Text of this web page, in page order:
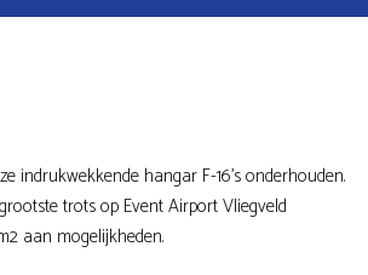
indrukwekkende hangar F-16’s onderhouden.
trots op Event Airport Vliegveld
2 aan mogelijkheden.